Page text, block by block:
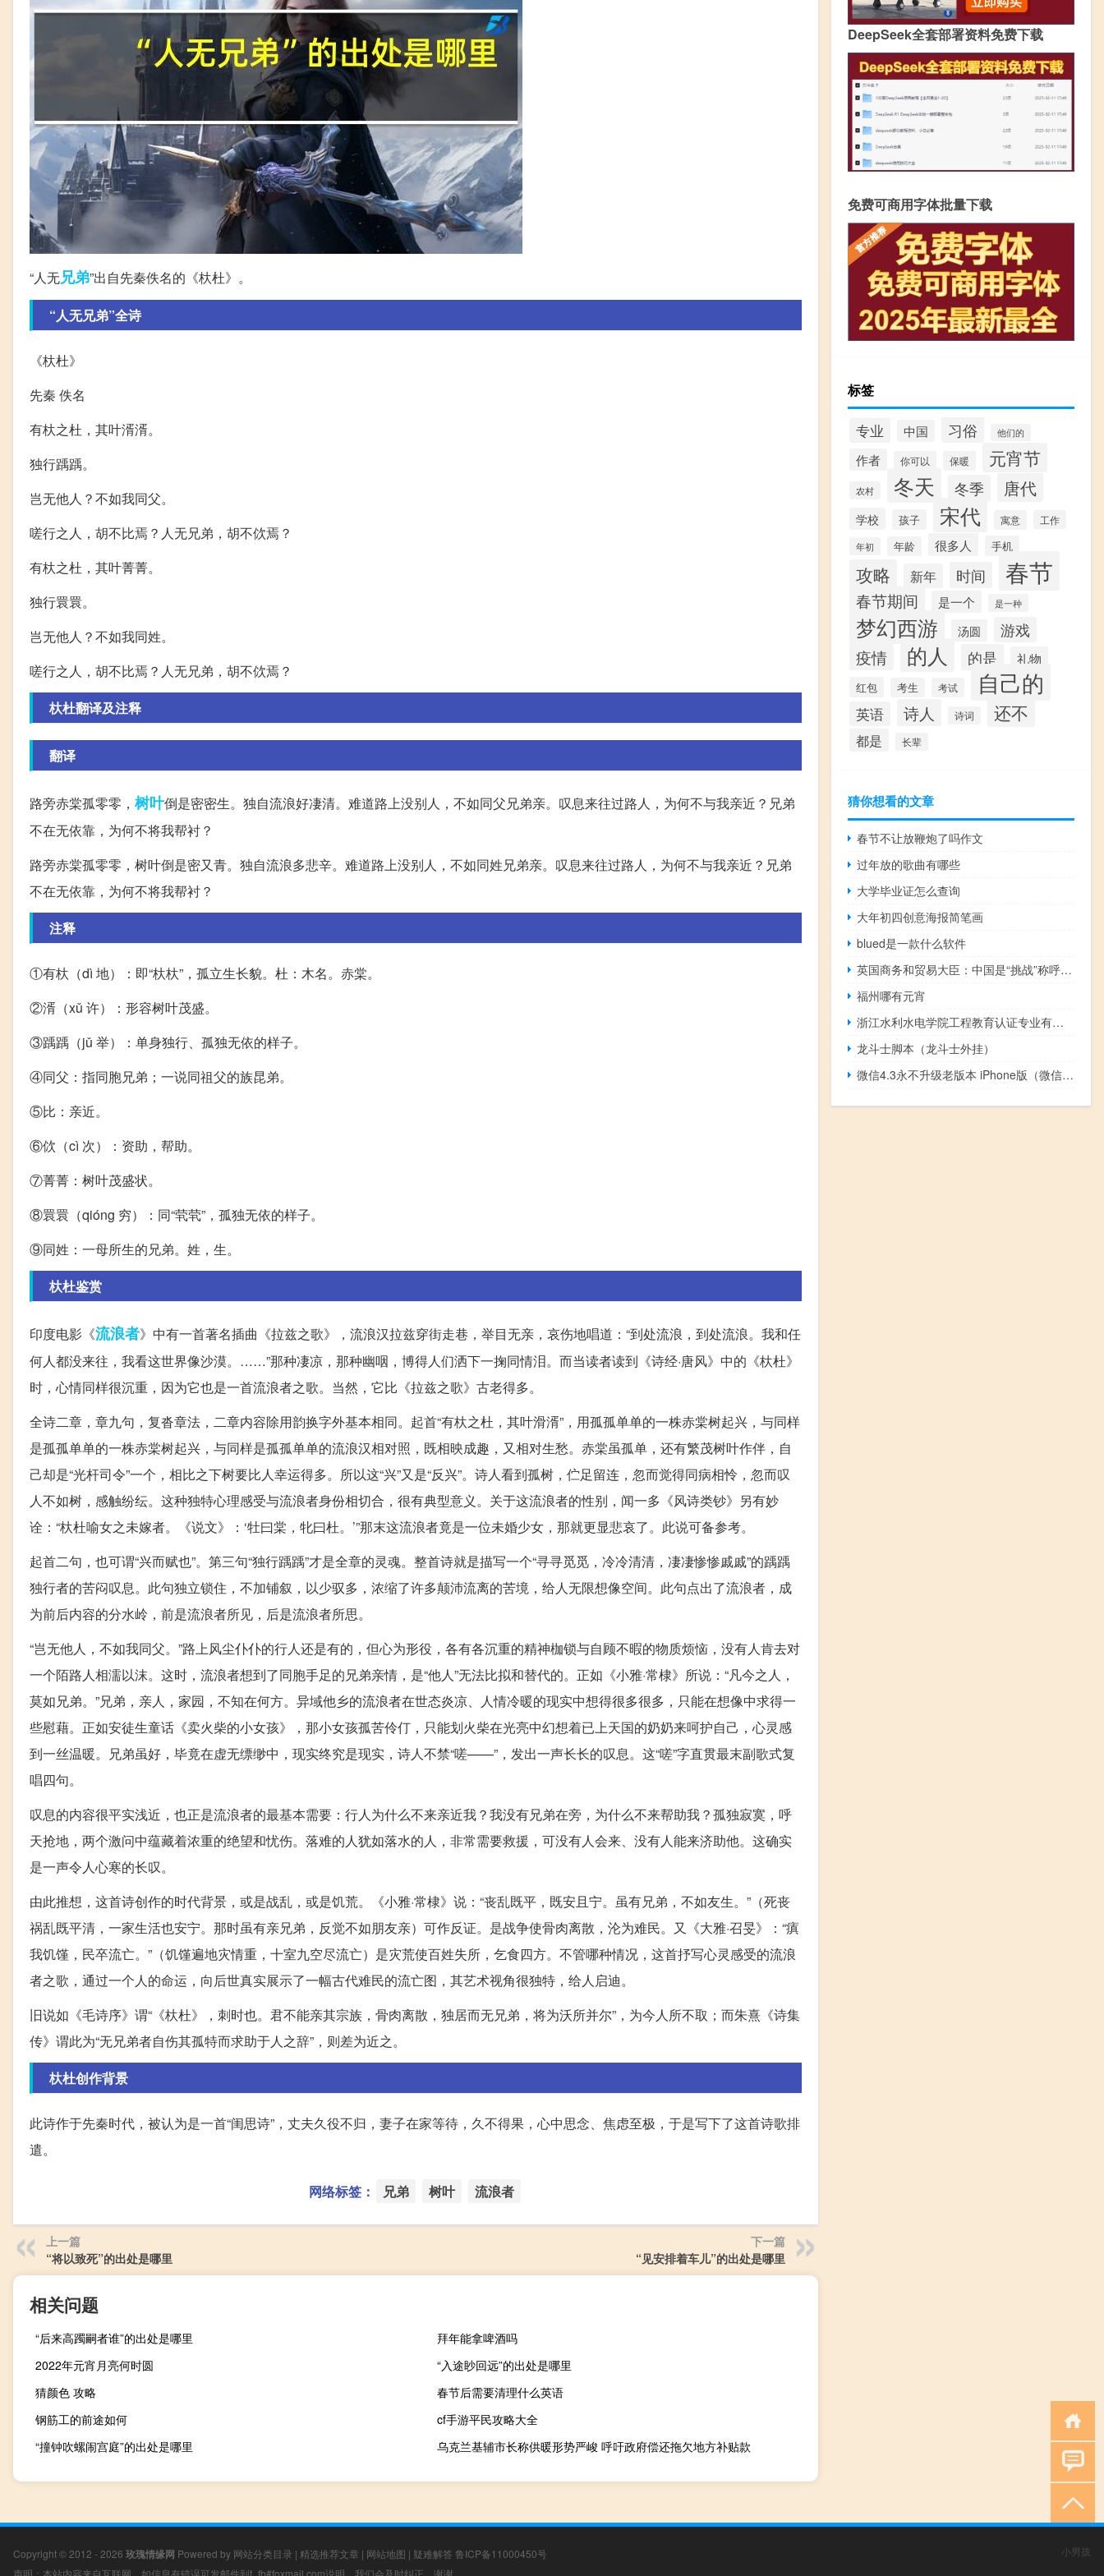
“人无兄弟”出自先秦佚名的《杕杜》。
“人无兄弟”全诗
《杕杜》
先秦 佚名
有杕之杜，其叶湑湑。
独行踽踽。
岂无他人？不如我同父。
嗟行之人，胡不比焉？人无兄弟，胡不佽焉？
有杕之杜，其叶菁菁。
独行睘睘。
岂无他人？不如我同姓。
嗟行之人，胡不比焉？人无兄弟，胡不佽焉？
杕杜翻译及注释
翻译
路旁赤棠孤零零， 树叶倒是密密生。独自流浪好凄清。难道路上没别人，不如同父兄弟亲。叹息来往过路人，为何不与我亲近？兄弟
不在无依靠，为何不将我帮衬？
路旁赤棠孤零零，树叶倒是密又青。独自流浪多悲辛。难道路上没别人，不如同姓兄弟亲。叹息来往过路人，为何不与我亲近？兄弟
不在无依靠，为何不将我帮衬？
注释
①有杕（dì 地）：即“杕杕”，孤立生长貌。杜：木名。赤棠。
②湑（xǔ 许）：形容树叶茂盛。
③踽踽（jǔ 举）：单身独行、孤独无依的样子。
④同父：指同胞兄弟；一说同祖父的族昆弟。
⑤比：亲近。
⑥佽（cì 次）：资助，帮助。
⑦菁菁：树叶茂盛状。
⑧睘睘（qióng 穷）：同“茕茕”，孤独无依的样子。
⑨同姓：一母所生的兄弟。姓，生。
杕杜鉴赏
印度电影《流浪者》中有一首著名插曲《拉兹之歌》，流浪汉拉兹穿街走巷，举目无亲，哀伤地唱道：“到处流浪，到处流浪。我和任
何人都没来往，我看这世界像沙漠。……”那种凄凉，那种幽咽，博得人们洒下一掬同情泪。而当读者读到《诗经·唐风》中的《杕杜》
时，心情同样很沉重，因为它也是一首流浪者之歌。当然，它比《拉兹之歌》古老得多。
全诗二章，章九句，复沓章法，二章内容除用韵换字外基本相同。起首“有杕之杜，其叶滑湑”，用孤孤单单的一株赤棠树起兴，与同样
是孤孤单单的一株赤棠树起兴，与同样是孤孤单单的流浪汉相对照，既相映成趣，又相对生愁。赤棠虽孤单，还有繁茂树叶作伴，自
己却是“光杆司令”一个，相比之下树要比人幸运得多。所以这“兴”又是“反兴”。诗人看到孤树，伫足留连，忽而觉得同病相怜，忽而叹
人不如树，感触纷纭。这种独特心理感受与流浪者身份相切合，很有典型意义。关于这流浪者的性别，闻一多《风诗类钞》另有妙
诠：“杕杜喻女之未嫁者。《说文》：‘牡曰棠，牝曰杜。’”那末这流浪者竟是一位未婚少女，那就更显悲哀了。此说可备参考。
起首二句，也可谓“兴而赋也”。第三句“独行踽踽”才是全章的灵魂。整首诗就是描写一个“寻寻觅觅，冷冷清清，凄凄惨惨戚戚”的踽踽
独行者的苦闷叹息。此句独立锁住，不加铺叙，以少驭多，浓缩了许多颠沛流离的苦境，给人无限想像空间。此句点出了流浪者，成
为前后内容的分水岭，前是流浪者所见，后是流浪者所思。
“岂无他人，不如我同父。”路上风尘仆仆的行人还是有的，但心为形役，各有各沉重的精神枷锁与自顾不暇的物质烦恼，没有人肯去对
一个陌路人相濡以沫。这时，流浪者想到了同胞手足的兄弟亲情，是“他人”无法比拟和替代的。正如《小雅·常棣》所说：“凡今之人，
莫如兄弟。”兄弟，亲人，家园，不知在何方。异域他乡的流浪者在世态炎凉、人情冷暖的现实中想得很多很多，只能在想像中求得一
些慰藉。正如安徒生童话《卖火柴的小女孩》，那小女孩孤苦伶仃，只能划火柴在光亮中幻想着已上天国的奶奶来呵护自己，心灵感
到一丝温暖。兄弟虽好，毕竟在虚无缥缈中，现实终究是现实，诗人不禁“嗟——”，发出一声长长的叹息。这“嗟”字直贯最末副歌式复
唱四句。
叹息的内容很平实浅近，也正是流浪者的最基本需要：行人为什么不来亲近我？我没有兄弟在旁，为什么不来帮助我？孤独寂寞，呼
天抢地，两个激问中蕴藏着浓重的绝望和忧伤。落难的人犹如落水的人，非常需要救援，可没有人会来、没有人能来济助他。这确实
是一声令人心寒的长叹。
由此推想，这首诗创作的时代背景，或是战乱，或是饥荒。《小雅·常棣》说：“丧乱既平，既安且宁。虽有兄弟，不如友生。”（死丧
祸乱既平清，一家生活也安宁。那时虽有亲兄弟，反觉不如朋友亲）可作反证。是战争使骨肉离散，沦为难民。又《大雅·召旻》：“瘨
我饥馑，民卒流亡。”（饥馑遍地灾情重，十室九空尽流亡）是灾荒使百姓失所，乞食四方。不管哪种情况，这首抒写心灵感受的流浪
者之歌，通过一个人的命运，向后世真实展示了一幅古代难民的流亡图，其艺术视角很独特，给人启迪。
旧说如《毛诗序》谓“《杕杜》，刺时也。君不能亲其宗族，骨肉离散，独居而无兄弟，将为沃所并尔”，为今人所不取；而朱熹《诗集
传》谓此为“无兄弟者自伤其孤特而求助于人之辞”，则差为近之。
杕杜创作背景
此诗作于先秦时代，被认为是一首“闺思诗”，丈夫久役不归，妻子在家等待，久不得果，心中思念、焦虑至极，于是写下了这首诗歌排
遣。
网络标签： 兄弟 树叶 流浪者
上一篇
“将以致死”的出处是哪里
下一篇
“见安排着车儿”的出处是哪里
相关问题
“后来高躅嗣者谁”的出处是哪里
拜年能拿啤酒吗
2022年元宵月亮何时圆
“入途眇回远”的出处是哪里
猜颜色 攻略
春节后需要清理什么英语
钢筋工的前途如何
cf手游平民攻略大全
“撞钟吹螺闹宫庭”的出处是哪里
乌克兰基辅市长称供暖形势严峻 呼吁政府偿还拖欠地方补贴款
DeepSeek全套部署资料免费下载
免费可商用字体批量下载
标签
专业 中国 习俗 他们的
作者 你可以 保暖 元宵节
农村 冬天 冬季 唐代
学校 孩子 宋代 寓意 工作
年初 年龄 很多人 手机
攻略 新年 时间 春节
春节期间 是一个 是一种
梦幻西游 汤圆 游戏
疫情 的人 的是 礼物
红包 考生 考试 自己的
英语 诗人 诗词 还不
都是 长辈
猜你想看的文章
春节不让放鞭炮了吗作文
过年放的歌曲有哪些
大学毕业证怎么查询
大年初四创意海报简笔画
blued是一款什么软件
英国商务和贸易大臣：中国是“挑战”称呼中国为“敌人”是错误的
福州哪有元宵
浙江水利水电学院工程教育认证专业有哪些
龙斗士脚本（龙斗士外挂）
微信4.3永不升级老版本 iPhone版（微信4.3永不升级老版本 iPhone版功能简介）
Copyright © 2012 - 2026 玫瑰情缘网 Powered by 网站分类目录 | 精选推荐文章 | 网站地图 | 疑难解答 鲁ICP备11000450号
声明：本站内容来自互联网，如信息有错误可发邮件到f_fb#foxmail.com说明，我们会及时纠正，谢谢
小男孩